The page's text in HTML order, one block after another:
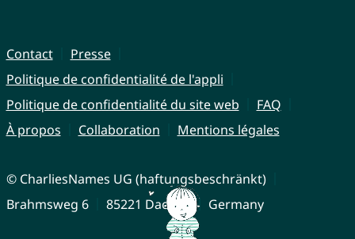
Contact
Presse
Politique de confidentialité de l'appli
Politique de confidentialité du site web
FAQ
À propos
Collaboration Mentions légales
© CharliesNames UG (haftungsbeschränkt)
Brahmsweg 6
85221 Dachau Germany